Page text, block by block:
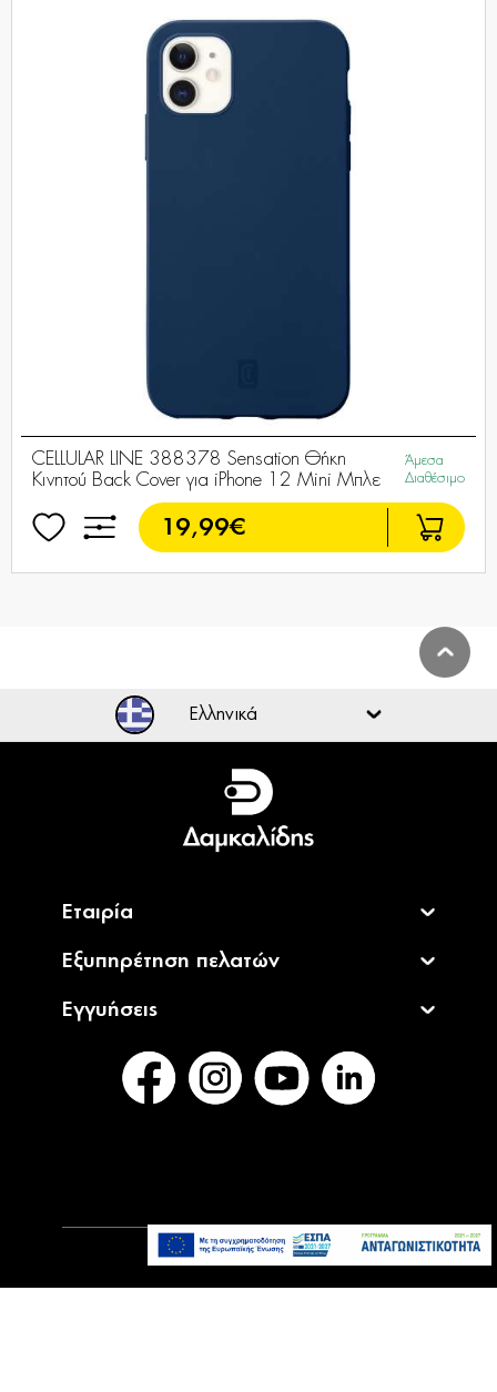
CELLULAR LINE 388378 Sensation Θήκη
Κινητού Back Cover για iPhone 12 Mini Μπλε
Άμεσα
Διαθέσιμο
19,99€
Τελευταία
τεμάχια
19,99€
CELLULAR LINE 372926 Sensation Θήκη
Κινητού Σιλικόνης Back Cover για Samsung
CELLULAR LINE 447310 Sensation Θήκη
iPhone 14 Pro Max Μαύρη
27,90€
Κινητού Σιλικόνης Back Cover για Samsung
Galaxy A51 Κόκκινη
19,99€